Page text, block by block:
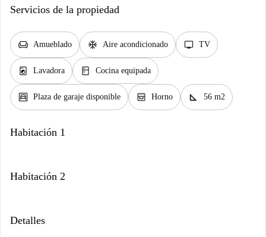
Servicios de la propiedad
chair Amueblado ac_unit Aire acondicionado tv TV
local_laundry_service Lavadora kitchen Cocina equipada
garage Plaza de garaje disponible oven_gen Horno square_foot 56 m2
Habitación 1
Habitación 2
Detalles